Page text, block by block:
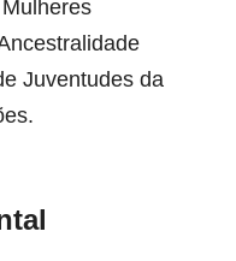
Juventudes da